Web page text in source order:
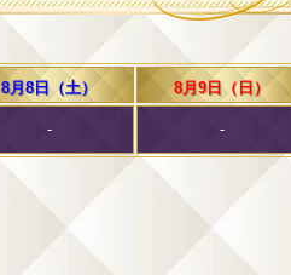
8月8日（土） 8月9日（日）
- -